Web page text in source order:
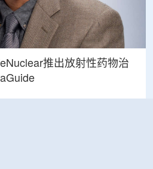
推出放射性药物治